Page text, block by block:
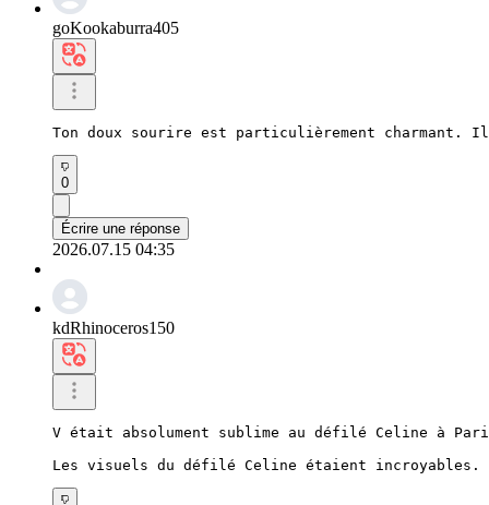
goKookaburra405
Ton doux sourire est particulièrement charmant.
0
Écrire une réponse
2026.07.15 04:35
kdRhinoceros150
V était absolument sublime au défilé Celine à
Les visuels du défilé Celine étaient incroyables.